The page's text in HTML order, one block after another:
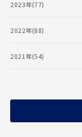
2023年(77)
2022年(88)
2021年(54)